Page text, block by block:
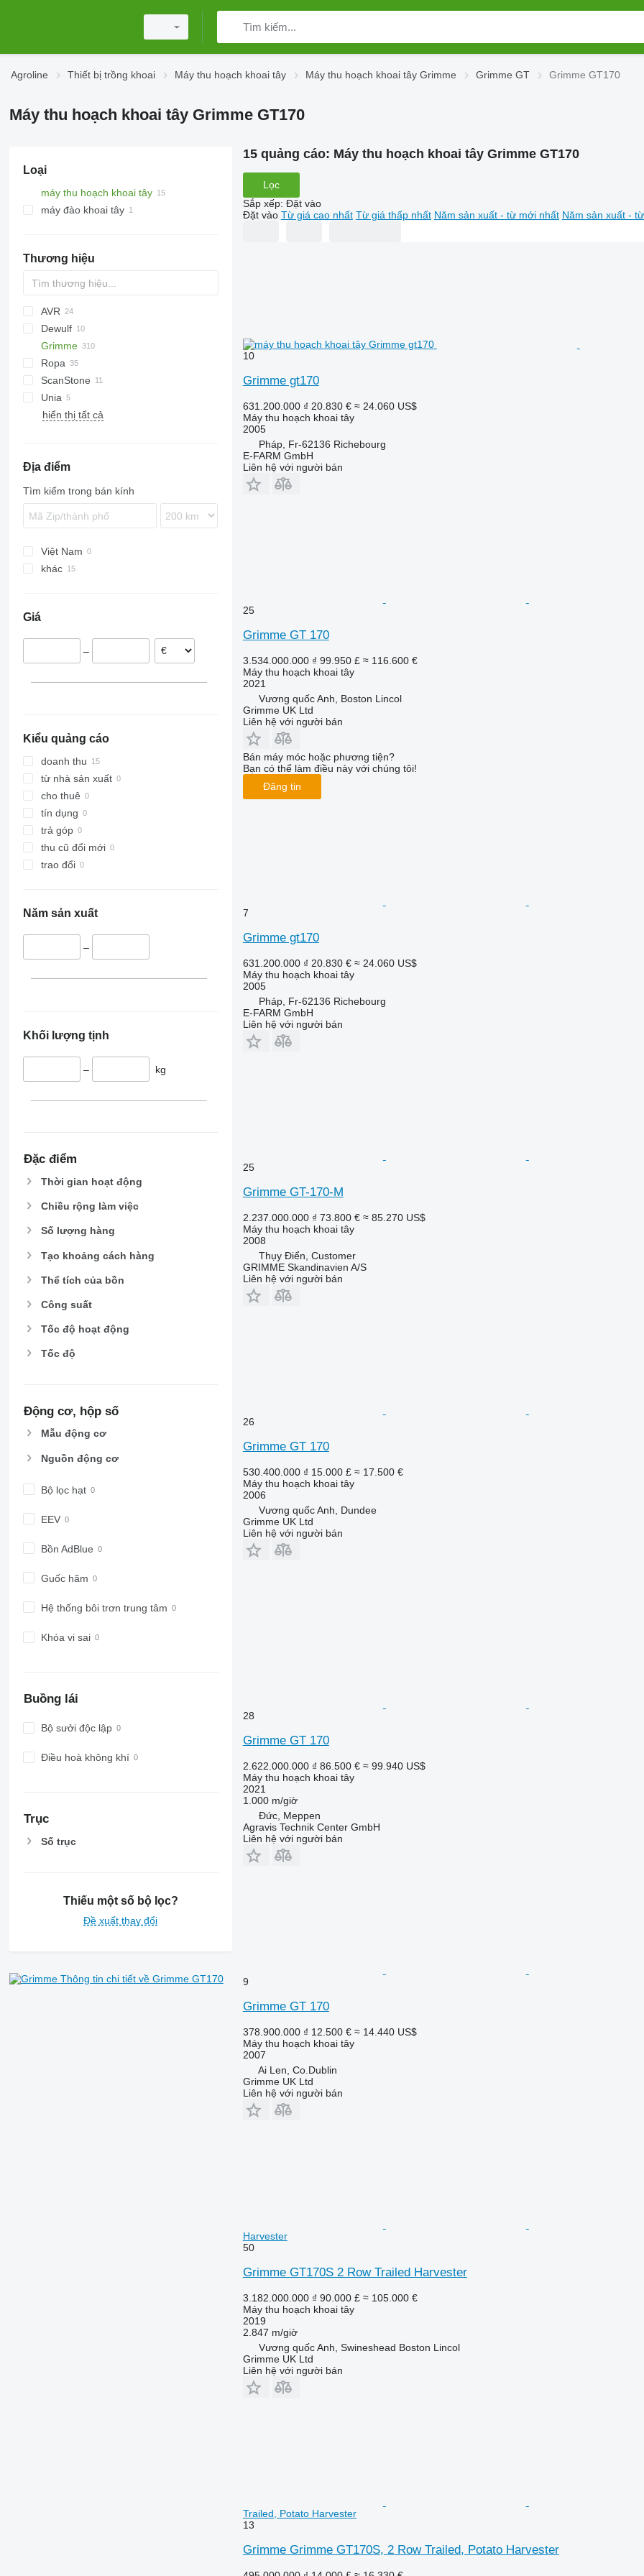
Agroline Thiết bị trồng khoai Máy thu hoạch khoai tây Máy thu hoạch khoai tây Grimme Grimme GT Grimme GT170
Máy thu hoạch khoai tây Grimme GT170
Loại
máy thu hoạch khoai tây
máy đào khoai tây
Thương hiệu
AVR
Esprit
Puma
Spirit
Dewulf
E series
Grimme
CS
CS 150
DL
DR
DR 1500
EVO
HT
LK 650
MK
MK 700
SE
SE 75-40
SE 85
SE 140
SF1700
VARITRON
VARITRON 270
WH
UN
Ropa
Keiler
ScanStone
Unia
BOLKO
hiển thị tất cả
Địa điểm
Tìm kiếm trong bán kính
Việt Nam
khác
Ukraine
Thụy Điển
Giá
–
Kiểu quảng cáo
doanh thu
từ nhà sản xuất
cho thuê
tín dụng
trả góp
thu cũ đổi mới
trao đổi
Năm sản xuất
–
Khối lượng tịnh
– kg
Đặc điểm
Thời gian hoạt động
Chiều rộng làm việc
Số lượng hàng
Tạo khoảng cách hàng
Thể tích của bồn
Công suất
Tốc độ hoạt động
Tốc độ
Động cơ, hộp số
Mẫu động cơ
Nguồn động cơ
Bộ lọc hạt
EEV
Bồn AdBlue
Guốc hãm
Hệ thống bôi trơn trung tâm
Khóa vi sai
Buồng lái
Bộ sưởi độc lập
Điều hoà không khí
Trục
Số trục
Thiếu một số bộ lọc?
Đề xuất thay đổi
Thông tin chi tiết về Grimme GT170
15 quảng cáo: Máy thu hoạch khoai tây Grimme GT170
Lọc
Sắp xếp: Đặt vào
Đặt vào Từ giá cao nhất Từ giá thấp nhất Năm sản xuất - từ mới nhất Năm sản xuất -
10
Grimme gt170
631.200.000 ₫ 20.830 € ≈ 24.060 US$
Máy thu hoạch khoai tây
2005
Pháp, Fr-62136 Richebourg
E-FARM GmbH
Liên hệ với người bán
25
Grimme GT 170
3.534.000.000 ₫ 99.950 £ ≈ 116.600 €
Máy thu hoạch khoai tây
2021
Vương quốc Anh, Boston Lincol
Grimme UK Ltd
Liên hệ với người bán
Bán máy móc hoặc phương tiện?
Bạn có thể làm điều này với chúng tôi!
Đăng tin
7
Grimme gt170
631.200.000 ₫ 20.830 € ≈ 24.060 US$
Máy thu hoạch khoai tây
2005
Pháp, Fr-62136 Richebourg
E-FARM GmbH
Liên hệ với người bán
25
Grimme GT-170-M
2.237.000.000 ₫ 73.800 € ≈ 85.270 US$
Máy thu hoạch khoai tây
2008
Thụy Điển, Customer
GRIMME Skandinavien A/S
Liên hệ với người bán
26
Grimme GT 170
530.400.000 ₫ 15.000 £ ≈ 17.500 €
Máy thu hoạch khoai tây
2006
Vương quốc Anh, Dundee
Grimme UK Ltd
Liên hệ với người bán
28
Grimme GT 170
2.622.000.000 ₫ 86.500 € ≈ 99.940 US$
Máy thu hoạch khoai tây
2021
1.000 m/giờ
Đức, Meppen
Agravis Technik Center GmbH
Liên hệ với người bán
9
Grimme GT 170
378.900.000 ₫ 12.500 € ≈ 14.440 US$
Máy thu hoạch khoai tây
2007
Ai Len, Co.Dublin
Grimme UK Ltd
Liên hệ với người bán
Harvester
50
Grimme GT170S 2 Row Trailed Harvester
3.182.000.000 ₫ 90.000 £ ≈ 105.000 €
Máy thu hoạch khoai tây
2019
2.847 m/giờ
Vương quốc Anh, Swineshead Boston Lincol
Grimme UK Ltd
Liên hệ với người bán
Trailed, Potato Harvester
13
Grimme Grimme GT170S, 2 Row Trailed, Potato Harvester